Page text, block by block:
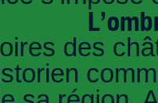
des